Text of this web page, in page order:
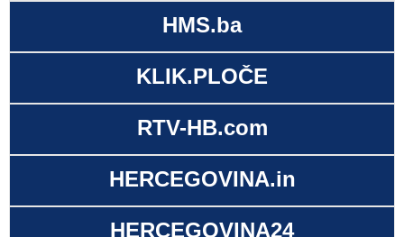
HMS.ba
KLIK.PLOČE
RTV-HB.com
HERCEGOVINA.in
HERCEGOVINA24